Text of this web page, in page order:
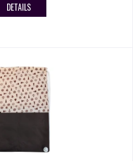
DETAILS